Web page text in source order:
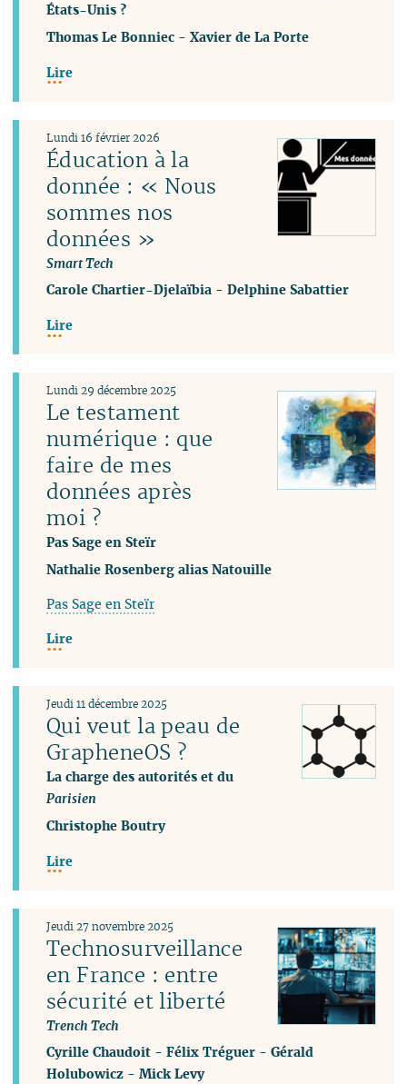
États-Unis ?
Thomas Le Bonniec -Xavier de La Porte
Lire
Éducation à la
donnée : « Nous
sommes nos
données »
Smart Tech
Lundi 16 février 2026
Carole Chartier-Djelaïbia -Delphine Sabattier
Lire
Le testament
numérique : que
faire de mes
données après
moi ?
Pas Sage en Steïr
Lundi 29 décembre 2025
Nathalie Rosenberg alias Natouille
Pas Sage en Steïr
Lire
Qui veut la peau de
GrapheneOS ?
La charge des autorités et du
Parisien
Jeudi 11 décembre 2025
Christophe Boutry
Lire
Technosurveillance
en France : entre
sécurité et liberté
Trench Tech
Jeudi 27 novembre 2025
Cyrille Chaudoit -Félix Tréguer -Gérald
Holubowicz -Mick Levy